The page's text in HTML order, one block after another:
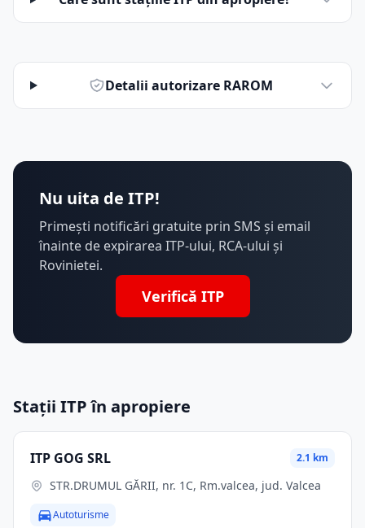
Detalii autorizare RAROM
Nu uita de ITP!
Primești notificări gratuite prin SMS și email
înainte de expirarea ITP-ului, RCA-ului și
Rovinietei.
Verifică ITP
Stații ITP în apropiere
ITP GOG SRL 2.1 km
STR.DRUMUL GĂRII, nr. 1C, Rm.valcea, jud. Valcea
Autoturisme